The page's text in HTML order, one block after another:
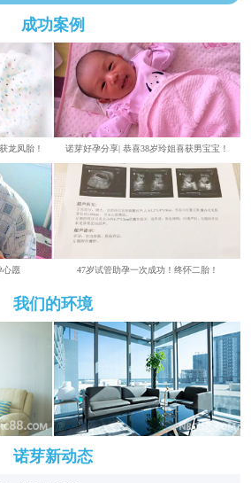
成功案例
龙凤胎！ 诺芽好孕分享| 恭喜38岁玲姐喜获男宝宝！
心愿 47岁试管助孕一次成功！终怀二胎！
我们的环境
诺芽新动态